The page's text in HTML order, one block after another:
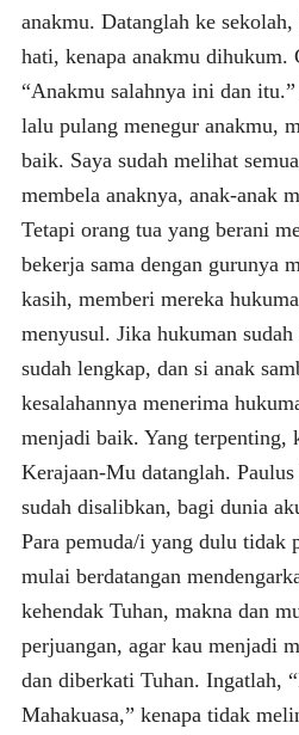
anakmu. Datanglah ke
hati, kenapa anakmu dihukum.
“Anakmu salahnya ini dan
lalu pulang menegur anakmu,
baik. Saya sudah melihat
membela anaknya, anak-anak
Tetapi orang tua yang berani
bekerja sama dengan gurunya
kasih, memberi mereka
menyusul. Jika hukuman
sudah lengkap, dan si anak
kesalahannya menerima
menjadi baik. Yang terpenting,
Kerajaan-Mu datanglah.
sudah disalibkan, bagi dunia
Para pemuda/i yang dulu tidak
mulai berdatangan
kehendak Tuhan, makna dan
perjuangan, agar kau menjadi
dan diberkati Tuhan. Ingatlah,
Mahakuasa,” kenapa tidak